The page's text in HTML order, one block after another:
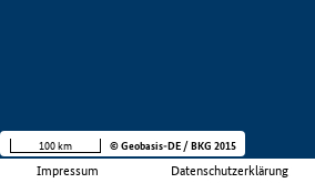
Impressum Datenschutzerklärung
100 km © Geobasis-DE / BKG 2015